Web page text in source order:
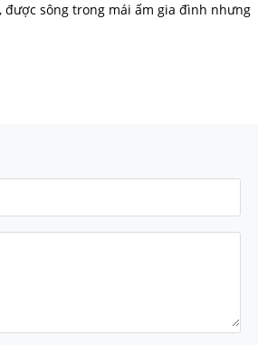
được sông trong mái ấm gia đình nhưng